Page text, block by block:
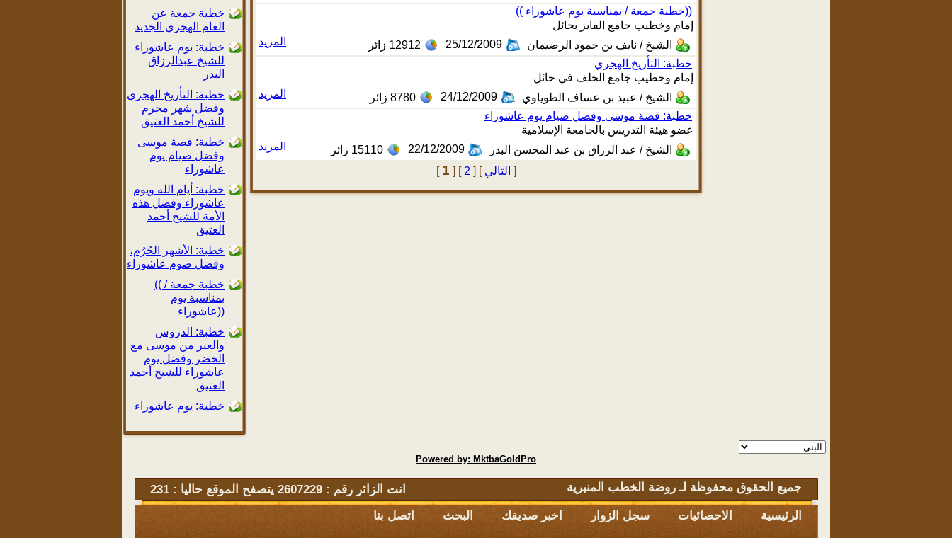
خطبة جمعة عن
العام الهجري الجديد
خطبة: يوم عاشوراء
للشيخ عبدالرزاق
البدر
خطبة: التأريخ الهجري
وفضل شهر محرم
للشيخ أحمد العتيق
خطبة: قصة موسى
وفضل صيام يوم
عاشوراء
خطبة: أيام الله ويوم
عاشوراء وفضل هذه
الأمة للشيخ أحمد
العتيق
خطبة: الأشهر الحُرُم،
وفضل صوم عاشوراء
(( خطبة جمعة /
بمناسبة يوم
عاشوراء))
خطبة: الدروس
والعبر من موسى مع
الخضر وفضل يوم
عاشوراء للشيخ أحمد
العتيق
خطبة: يوم عاشوراء
(( خطبة جمعة / بمناسبة يوم عاشوراء))
إمام وخطيب جامع الفايز بحائل
المزيد
الشيخ / نايف بن حمود الرضيمان 25/12/2009
12912 زائر
خطبة: التأريخ الهجري
إمام وخطيب جامع الخلف في حائل
المزيد
الشيخ / عبيد بن عساف الطوياوي 24/12/2009
8780 زائر
خطبة: قصة موسى وفضل صيام يوم عاشوراء
عضو هيئة التدريس بالجامعة الإسلامية
المزيد
الشيخ / عبد الرزاق بن عبد المحسن البدر 22/12/2009
15110 زائر
[ 1 ] [ 2 ] [ التالي ]
Powered by: MktbaGoldPro
جميع الحقوق محفوظة لـ روضة الخطب المنبرية
انت الزائر رقم : 2607229 يتصفح الموقع حاليا : 231
الرئيسية
الاحصائيات سجل الزوار اخبر صديقك البحث اتصل بنا